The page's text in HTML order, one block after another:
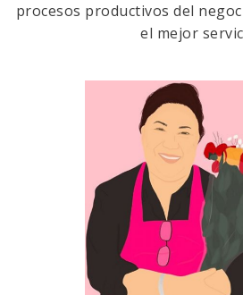
procesos productivos del
el mejor